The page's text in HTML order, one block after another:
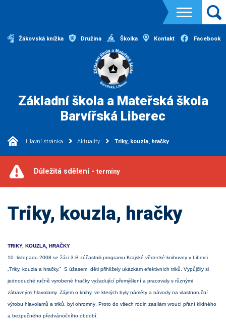
Žákovská knížka Družina Školka Kontakt Facebook
Základní škola a Mateřská škola
Barvířská Liberec
Hlavní stránka Aktuality Triky, kouzla, hračky
Důležitá sdělení - termíny
Triky, kouzla, hračky
TRIKY, KOUZLA, HRAČKY
10. listopadu 2008 se žáci 3.B zúčastnili programu Krajské vědecké knihovny v Liberci
„Triky, kouzla a hračky.” S úžasem děti přihlížely ukázkám efektivních triků. Vypůjčily si
jednoduché ručně vyrobené hračky vyžadující přemýšlení a pracovaly s různými
zábavnými hlavolamy. Zájem o knihy, ve kterých byly náměty a návody na vlastnoruční
výrobu hlavolamů a triků, byl ohromný. Proto do všech rodin zasílám vroucí přání klidného
a bezpečného předvánočního období.